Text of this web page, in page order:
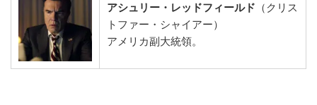
アシュリー・レッドフィールド （クリス
トファー・シャイアー）
アメリカ副大統領。